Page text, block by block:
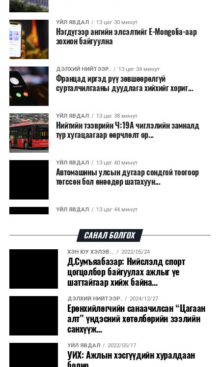
ҮЙЛ ЯВДАЛ 13 цаг 30 минут
Нэгдүгээр ангийн элсэлтийг E-Mongolia-аар
зохион байгуулна
ДЭЛХИЙ НИЙТЭЭР.. 13 цаг 34 минут
Францад иргэд рүү зөвшөөрөлгүй
сурталчилгааны дуудлага хийхийг хориг...
ҮЙЛ ЯВДАЛ 13 цаг 38 минут
Нийтийн тээврийн Ч:19А чиглэлийн замналд
түр хугацаагаар өөрчлөлт ор...
ҮЙЛ ЯВДАЛ 13 цаг 40 минут
Автомашины улсын дугаар сондгой тоогоор
төгссөн бол өнөөдөр шатахуун...
ҮЙЛ ЯВДАЛ 13 цаг 44 минут
ДЭЛХИЙ НИЙТЭЭР.. 2026/08/06
“Уралдронзавод” компанийн ерөнхий
захирлын автомашиныг дэлбэлжээ...
ҮЙЛ ЯВДАЛ
Сүхбаатар боомтоор тав хоногт 10 мянга гаруй
тонн АИ-92 автобензин и...
ДЭЛХИЙ НИЙТЭЭР.. 2026/08/06
Вашингтон мужийн ой хээрийн түймрийг
САНАЛ БОЛГОХ
ХЭН ЮУ ХЭЛЭВ... 2022/05/24
Д.Сумъяабазар: Нийслэлд спорт
цогцолбор байгуулах ажлыг үе
шаттайгаар хийж байна...
ДЭЛХИЙ НИЙТЭЭР.. 2024/12/27
Ерөнхийлөгчийн санаачилсан “Цагаан
алт” үндэсний хөтөлбөрийн зээлийн
санхүүж...
ҮЙЛ ЯВДАЛ 2022/05/17
УИХ: Ажлын хэсгүүдийн хуралдаан